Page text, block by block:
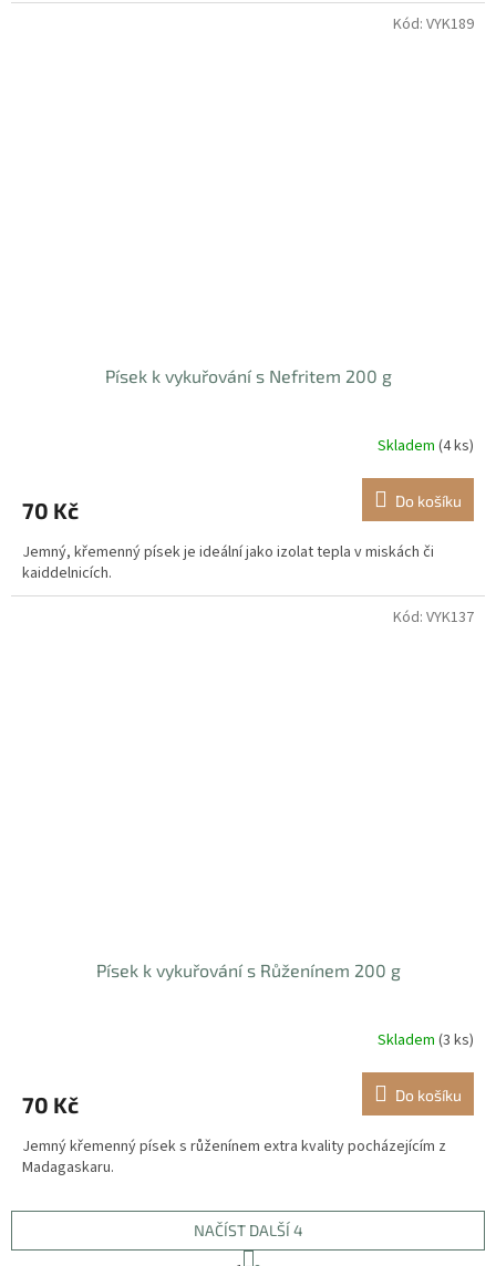
Písek k vykuřování s Nefritem 200 g
Skladem (4 ks)
70 Kč Do košíku
Jemný, křemenný písek je ideální jako izolat tepla v miskách či
kaiddelnicích.
Kód: VYK189
Písek k vykuřování s Růženínem 200 g
Skladem (3 ks)
70 Kč Do košíku
Jemný křemenný písek s růženínem extra kvality pocházejícím z
Madagaskaru.
Kód: VYK137
NAČÍST DALŠÍ 4
S